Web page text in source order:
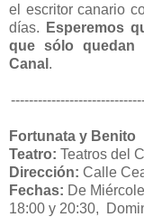
el escritor canario
días.
Esperemos
que sólo quedan
Canal .
Fortunata y Benito
Teatro: Teatros del
Dirección: Calle
Fechas: De
18:00 y 20:30,